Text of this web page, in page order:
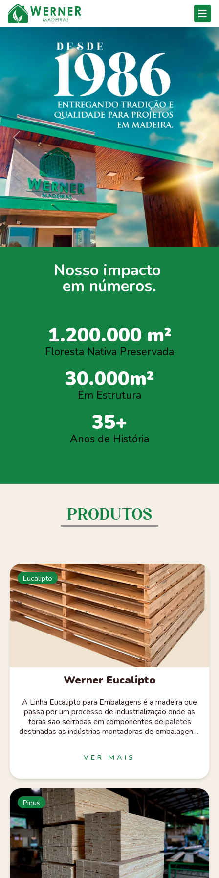
Previous Next
Nosso impacto
em números.
1.200.000 m²
Floresta Nativa Preservada
30.000m²
Em Estrutura
35+
Anos de História
PRODUTOS
Eucalipto
Werner Eucalipto
A Linha Eucalipto para Embalagens é a madeira que
passa por um processo de industrialização onde as
toras são serradas em componentes de paletes
destinadas as indústrias montadoras de embalagens.
de 200 a 300 mm. Apresenta dimensões uniformes e
estufa.
VER MAIS
Pinus